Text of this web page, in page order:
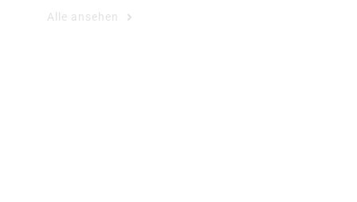
Alle ansehen